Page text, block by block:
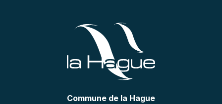
Commune de la Hague